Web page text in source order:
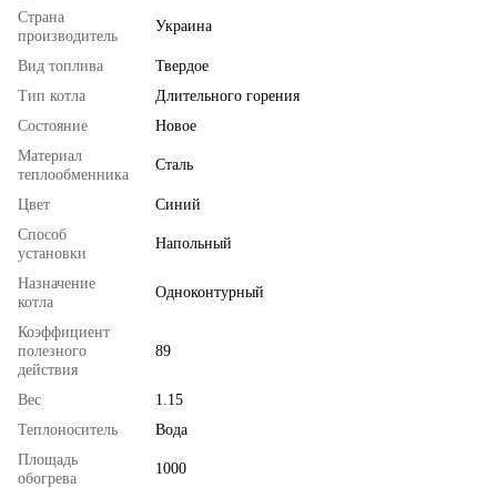
Страна
производитель
Украина
Вид топлива
Твердое
Тип котла
Длительного горения
Состояние
Новое
Материал
теплообменника
Сталь
Цвет
Синий
Способ
установки
Напольный
Назначение
котла
Одноконтурный
Коэффициент
полезного
действия
89
Вес
1.15
Теплоноситель
Вода
Площадь
обогрева
1000